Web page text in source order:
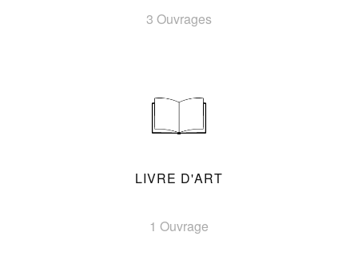
3 Ouvrages
LIVRE D'ART
1 Ouvrage